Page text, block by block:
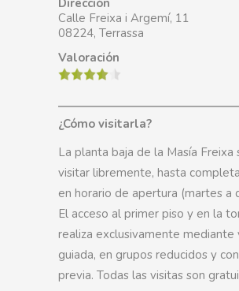
Calle Freixa i Argemí, 11
08224, Terrassa
Valoración
¿Cómo visitarla?
La planta baja de la Masía Freixa
visitar libremente, hasta
en horario de apertura (martes a
El acceso al primer piso y en la
realiza exclusivamente mediante
guiada, en grupos reducidos y
previa. Todas las visitas son